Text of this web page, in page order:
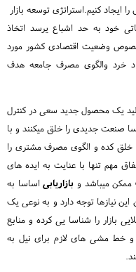
کنیم.استراتژی توسعه بازار
خود به حد اشباع یرسد اتخاذ
وضعیت اقتصادی کشور مورد
خرد والگوی مصرف جامعه هدف
یک محصول جدید سعی در کنترل
صنعت جدیدی را خلق میکنند و با
خلق کده و الگوی مصرف مشتری را
مهم تنها با عنایت به ایده های
ممکن میباشد و بازاریابیاساسا به
این نیازها توجه دارد و به نوعی یک
بازار را شناسا یی کرده و منابع
و خط مشی های لازم برای نیل به